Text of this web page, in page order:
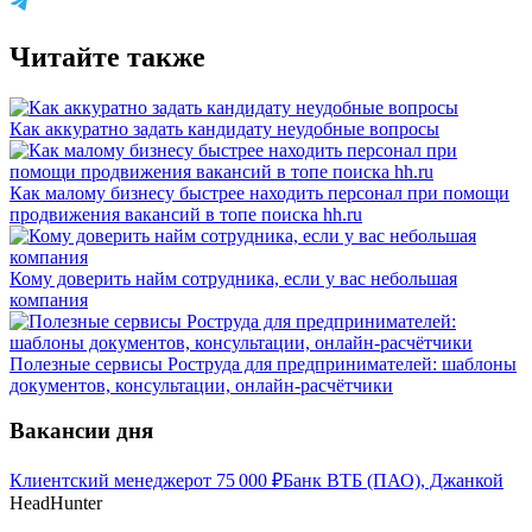
Читайте также
Как аккуратно задать кандидату неудобные вопросы
Как малому бизнесу быстрее находить персонал при помощи
продвижения вакансий в топе поиска hh.ru
Кому доверить найм сотрудника, если у вас небольшая
компания
Полезные сервисы Роструда для предпринимателей: шаблоны
документов, консультации, онлайн-расчётчики
Вакансии дня
Клиентский менеджерот 75 000 ₽Банк ВТБ (ПАО), Джанкой
HeadHunter